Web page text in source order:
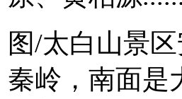
图/太白山景
秦岭，南面是